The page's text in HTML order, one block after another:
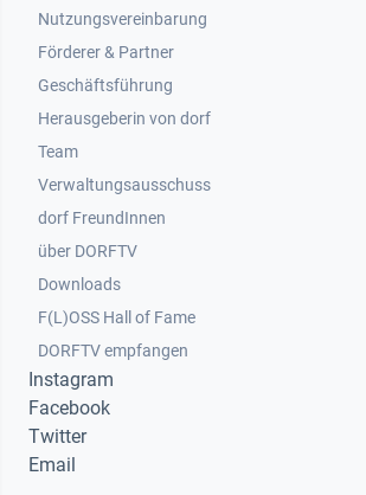
Nutzungsvereinbarung
Footer 2
Förderer & Partner
Geschäftsführung
Herausgeberin von dorf
Team
Verwaltungsausschuss
dorf FreundInnen
Footer 3
über DORFTV
Downloads
F(L)OSS Hall of Fame
Footer 4
DORFTV empfangen
Instagram
Facebook
Twitter
Email